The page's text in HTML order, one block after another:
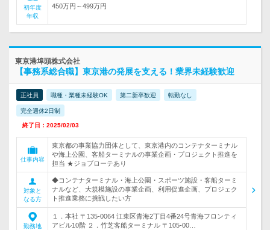
初年度
年収
450万円～499万円
東京港埠頭株式会社
【事務系総合職】東京港の発展を支える！業界未経験歓迎
正社員 職種・業種未経験OK 第二新卒歓迎 転勤なし
完全週休2日制
終了日：2025/02/03
仕事内容
東京都の事業協力団体として、東京港内のコンテナターミナル
や海上公園、客船ターミナルの事業企画・プロジェクト推進を
担当 ★ジョブローテあり
対象と
なる方
◆コンテナターミナル・海上公園・スポーツ施設・客船ターミ
ナルなど、大規模施設の事業企画、利用促進企画、プロジェク
ト推進業務に挑戦したい方
勤務地
１．本社 〒135-0064 江東区青海2丁目4番24号青海フロンティ
アビル10階 ２．竹芝客船ターミナル 〒105-00…